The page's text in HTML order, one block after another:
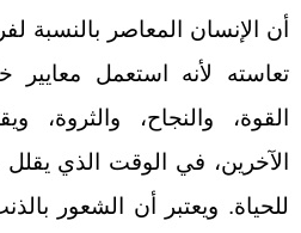
أن الإنسان المعاصر بالنسبة
تعاسته لأنه استعمل
القوة، والنجاح، والثروة،
الآخرين، في الوقت الذي
للحياة. ويعتبر أن الشعور